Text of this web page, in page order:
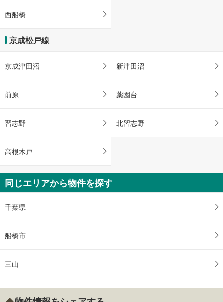
西船橋
京成松戸線
京成津田沼 新津田沼
前原 薬園台
習志野 北習志野
高根木戸
同じエリアから物件を探す
千葉県
船橋市
三山